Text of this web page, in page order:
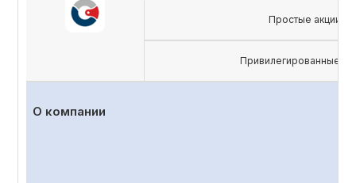
Простые акции
Привилегированные
О компании